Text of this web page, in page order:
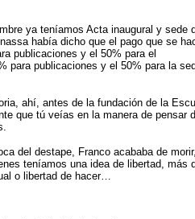
ya teníamos Acta inaugural y sede
había dicho que el pago que se
publicaciones y el 50% para el
para publicaciones y el 50% para la
ahí, antes de la fundación de la
que tú veías en la manera de pensar
del destape, Franco acababa de
teníamos una idea de libertad, más
o libertad de hacer…